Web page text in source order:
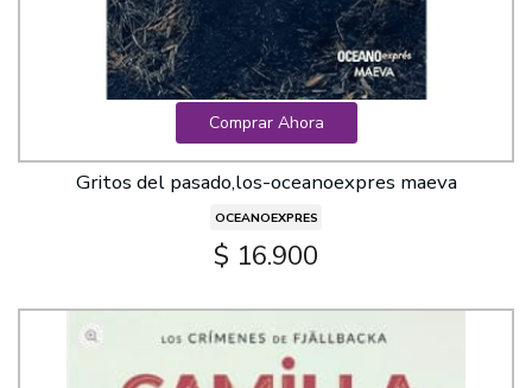
Comprar Ahora
Gritos del pasado,los-oceanoexpres maeva
OCEANOEXPRES
$ 16.900